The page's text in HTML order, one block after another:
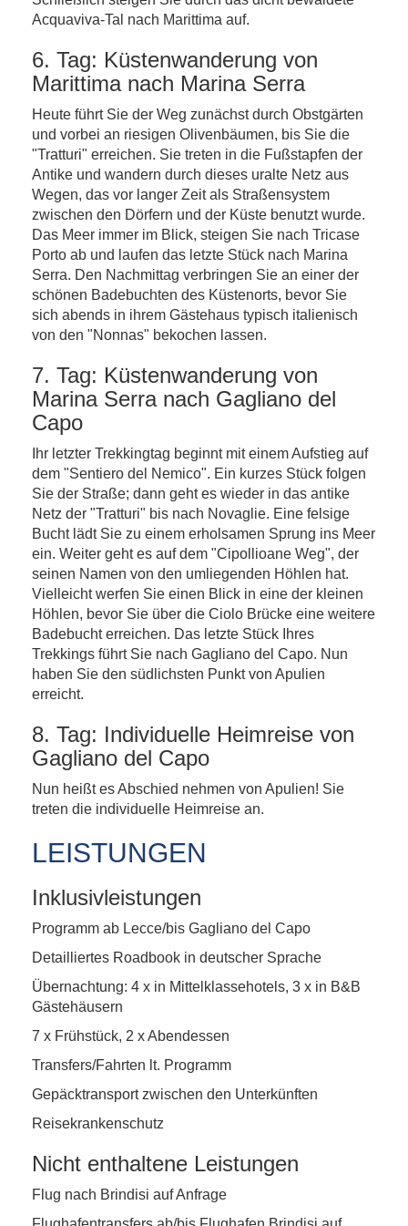
Acquaviva-Tal nach Marittima auf.
6. Tag: Küstenwanderung von
Marittima nach Marina Serra
Heute führt Sie der Weg zunächst durch Obstgärten
und vorbei an riesigen Olivenbäumen, bis Sie die
"Tratturi" erreichen. Sie treten in die Fußstapfen der
Antike und wandern durch dieses uralte Netz aus
Wegen, das vor langer Zeit als Straßensystem
zwischen den Dörfern und der Küste benutzt wurde.
Das Meer immer im Blick, steigen Sie nach Tricase
Porto ab und laufen das letzte Stück nach Marina
Serra. Den Nachmittag verbringen Sie an einer der
schönen Badebuchten des Küstenorts, bevor Sie
sich abends in ihrem Gästehaus typisch italienisch
von den "Nonnas" bekochen lassen.
7. Tag: Küstenwanderung von
Marina Serra nach Gagliano del
Capo
Ihr letzter Trekkingtag beginnt mit einem Aufstieg auf
dem "Sentiero del Nemico". Ein kurzes Stück folgen
Sie der Straße; dann geht es wieder in das antike
Netz der "Tratturi" bis nach Novaglie. Eine felsige
Bucht lädt Sie zu einem erholsamen Sprung ins Meer
ein. Weiter geht es auf dem "Cipollioane Weg", der
seinen Namen von den umliegenden Höhlen hat.
Vielleicht werfen Sie einen Blick in eine der kleinen
Höhlen, bevor Sie über die Ciolo Brücke eine weitere
Badebucht erreichen. Das letzte Stück Ihres
Trekkings führt Sie nach Gagliano del Capo. Nun
haben Sie den südlichsten Punkt von Apulien
erreicht.
8. Tag: Individuelle Heimreise von
Gagliano del Capo
Nun heißt es Abschied nehmen von Apulien! Sie
treten die individuelle Heimreise an.
LEISTUNGEN
Inklusivleistungen
Programm ab Lecce/bis Gagliano del Capo
Detailliertes Roadbook in deutscher Sprache
Übernachtung: 4 x in Mittelklassehotels, 3 x in B&B
Gästehäusern
7 x Frühstück, 2 x Abendessen
Transfers/Fahrten lt. Programm
Gepäcktransport zwischen den Unterkünften
Reisekrankenschutz
Nicht enthaltene Leistungen
Flug nach Brindisi auf Anfrage